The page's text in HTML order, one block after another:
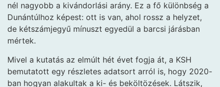
nél nagyobb a kivándorlási arány. Ez a fő különbség a
Dunántúlhoz képest: ott is van, ahol rossz a helyzet,
de kétszámjegyű mínuszt egyedül a barcsi járásban
mértek.
Mivel a kutatás az elmúlt hét évet fogja át, a KSH
bemutatott egy részletes adatsort arról is, hogy 2020-
ban hogyan alakultak a ki- és beköltözések. Látszik,